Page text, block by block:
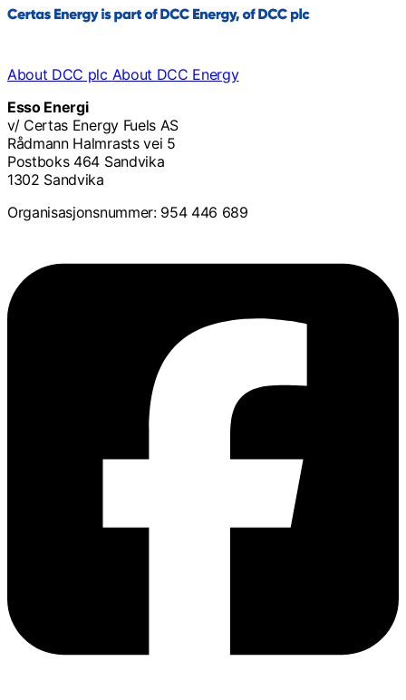
About DCC plc About DCC Energy
Esso Energi
v/ Certas Energy Fuels AS
Rådmann Halmrasts vei 5
Postboks 464 Sandvika
1302 Sandvika
Organisasjonsnummer: 954 446 689